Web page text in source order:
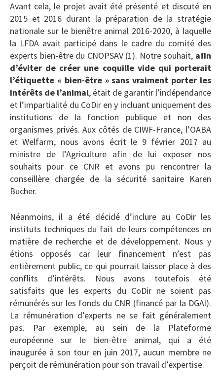
Avant cela, le projet avait été présenté et discuté en
2015 et 2016 durant la préparation de la stratégie
nationale sur le bienêtre animal 2016-2020, à laquelle
la LFDA avait participé dans le cadre du comité des
experts bien-être du CNOPSAV (1). Notre souhait, afin
d’éviter de créer une coquille vide qui porterait
l’étiquette « bien-être » sans vraiment porter les
intérêts de l’animal, était de garantir l’indépendance
et l’impartialité du CoDir en y incluant uniquement des
institutions de la fonction publique et non des
organismes privés. Aux côtés de CIWF-France, l’OABA
et Welfarm, nous avons écrit le 9 février 2017 au
ministre de l’Agriculture afin de lui exposer nos
souhaits pour ce CNR et avons pu rencontrer la
conseillère chargée de la sécurité sanitaire Karen
Bucher.
Néanmoins, il a été décidé d’inclure au CoDir les
instituts techniques du fait de leurs compétences en
matière de recherche et de développement. Nous y
étions opposés car leur financement n’est pas
entièrement public, ce qui pourrait laisser place à des
conflits d’intérêts. Nous avons toutefois été
satisfaits que les experts du CoDir ne soient pas
rémunérés sur les fonds du CNR (financé par la DGAl).
La rémunération d’experts ne se fait généralement
pas. Par exemple, au sein de la Plateforme
européenne sur le bien-être animal, qui a été
inaugurée à son tour en juin 2017, aucun membre ne
perçoit de rémunération pour son travail d’expertise.